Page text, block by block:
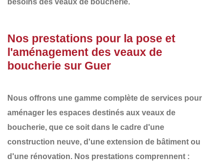
Nos prestations pour la pose et
l'aménagement des veaux de
boucherie sur Guer
Nous offrons une gamme complète de services pour
aménager les espaces destinés aux veaux de
boucherie, que ce soit dans le cadre d'une
construction neuve, d'une extension de bâtiment ou
d'une rénovation. Nos prestations comprennent :